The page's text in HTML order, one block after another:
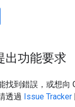
出功能要求
找到錯誤，或想向
透過 Issue Tracker